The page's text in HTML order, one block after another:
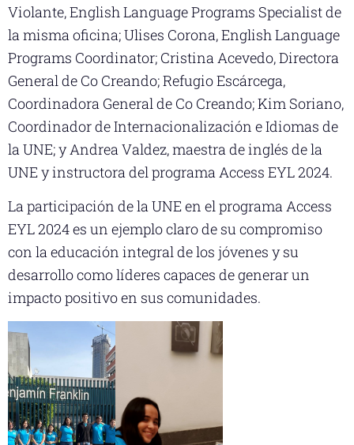
Violante, English Language Programs Specialist de
la misma oficina; Ulises Corona, English Language
Programs Coordinator; Cristina Acevedo, Directora
General de Co Creando; Refugio Escárcega,
Coordinadora General de Co Creando; Kim Soriano,
Coordinador de Internacionalización e Idiomas de
la UNE; y Andrea Valdez, maestra de inglés de la
UNE y instructora del programa Access EYL 2024.
La participación de la UNE en el programa Access
EYL 2024 es un ejemplo claro de su compromiso
con la educación integral de los jóvenes y su
desarrollo como líderes capaces de generar un
impacto positivo en sus comunidades.